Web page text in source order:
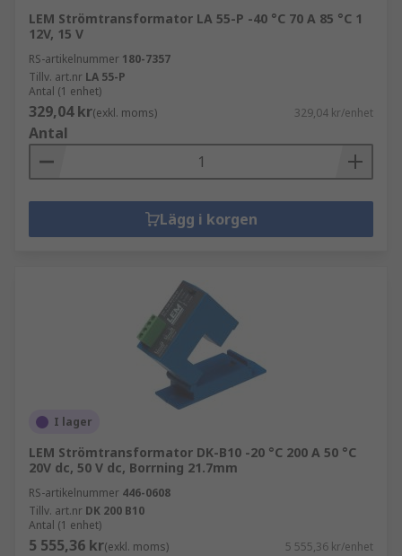
LEM Strömtransformator LA 55-P -40 °C 70 A 85 °C 1
12V, 15 V
RS-artikelnummer 180-7357
Tillv. art.nr LA 55-P
Antal (1 enhet)
329,04 kr(exkl. moms) 329,04 kr/enhet
Antal
Lägg i korgen
I lager
LEM Strömtransformator DK-B10 -20 °C 200 A 50 °C
20V dc, 50 V dc, Borrning 21.7mm
RS-artikelnummer 446-0608
Tillv. art.nr DK 200 B10
Antal (1 enhet)
5 555,36 kr(exkl. moms) 5 555,36 kr/enhet